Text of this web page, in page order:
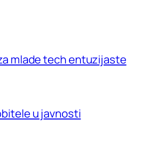
mlade tech entuzijaste
u javnosti